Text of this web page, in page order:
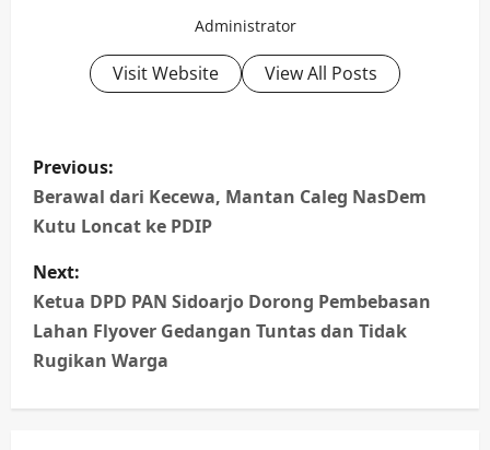
Administrator
Visit Website View All Posts
P
o
t
n
Previous:
Berawal dari Kecewa, Mantan Caleg NasDem
Kutu Loncat ke PDIP
Next:
Ketua DPD PAN Sidoarjo Dorong Pembebasan
Lahan Flyover Gedangan Tuntas dan Tidak
Rugikan Warga